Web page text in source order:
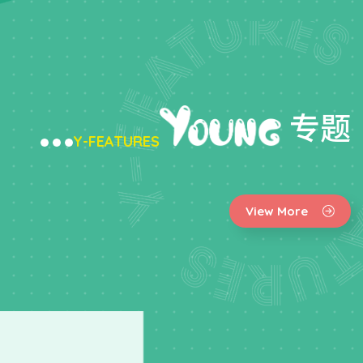
专题
Y-FEATURES
View More